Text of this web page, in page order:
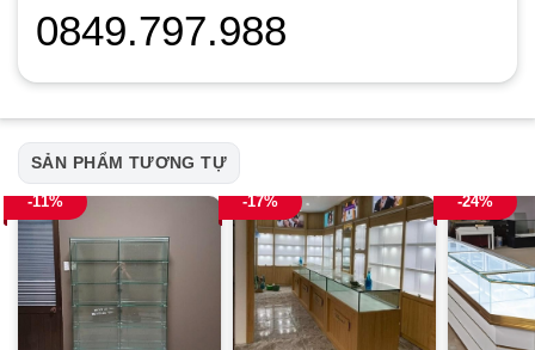
0849.797.988
SẢN PHẨM TƯƠNG TỰ
-11% -17% -24%